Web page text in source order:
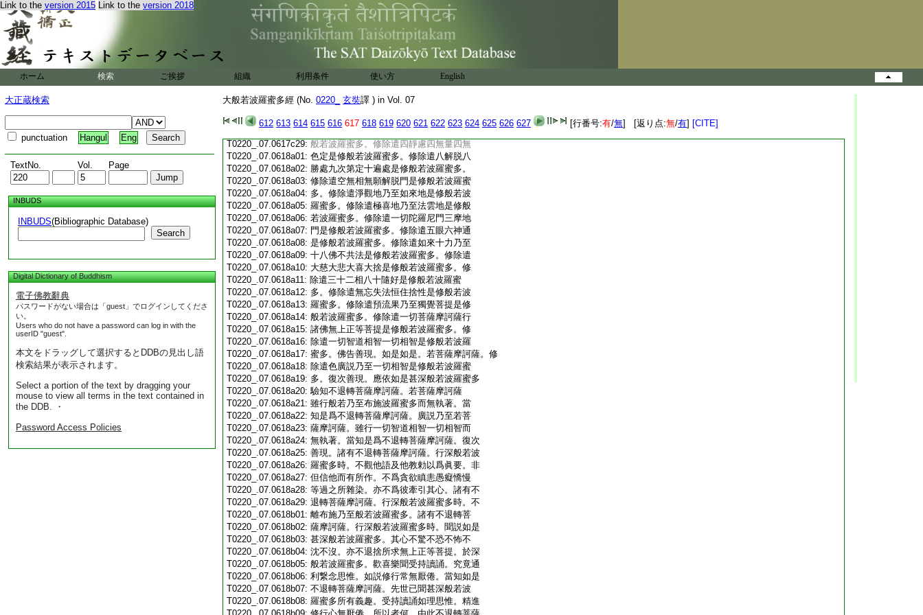
Link to the version 2015 Link to the version 2018
ホーム 検索 ご挨拶 組織 利用条件 使い方 English
大正蔵検索
punctuation Hangul Eng
TextNo. Vol. Page
INBUDS
INBUDS(Bibliographic Database)
Search
Digital Dictionary of Buddhism
電子佛教辭典
パスワードがない場合は「guest」でログインしてくださ
い。
Users who do not have a password can log in with the
userID "guest".
本文をドラッグして選択するとDDBの見出し語
検索結果が表示されます。
Select a portion of the text by dragging your
mouse to view all terms in the text contained in
the DDB. ・
Password Access Policies
大般若波羅蜜多經 (No. 0220_ 玄奘譯 ) in Vol. 07
612 613 614 615 616 617 618 619 620 621 622 623 624 625 626 627 [行番号:有/無] [返り点:無/有] [CITE]
T0220_.07.0617c18:遣六識界是修般若波羅蜜多。修除遣六觸
T0220_.07.0617c19: 是修般若波羅蜜多。修除遣六受是修般若
T0220_.07.0617c20:波羅蜜多。修除遣六界是修般若波羅蜜多。
T0220_.07.0617c21:
修除遣四縁是修般若波羅蜜多。修除遣十
二支縁起是修般若波羅蜜多。修除遣我乃
T0220_.07.0617c23:至見者是修般若波羅蜜多。修除遣布施波
T0220_.07.0617c24:羅蜜多乃至般若波羅蜜多是修般若波羅蜜
T0220_.07.0617c25:
多。修除遣内空乃至無性自性空是修般若
T0220_.07.0617c26:
波羅蜜多。修除遣眞如乃至不思議界是修
T0220_.07.0617c27: 般若波羅蜜多。修除遣四聖諦是修般若波
T0220_.07.0617c29: 般若波羅蜜多。修除遣四靜慮四無量四無
T0220_.07.0618a01: 色定是修般若波羅蜜多。修除遣八解脱八
T0220_.07.0618a02: 勝處九次第定十遍處是修般若波羅蜜多。
T0220_.07.0618a03: 修除遣空無相無願解脱門是修般若波羅蜜
T0220_.07.0618a04: 多。修除遣淨觀地乃至如來地是修般若波
T0220_.07.0618a05: 羅蜜多。修除遣極喜地乃至法雲地是修般
T0220_.07.0618a06: 若波羅蜜多。修除遣一切陀羅尼門三摩地
T0220_.07.0618a07: 門是修般若波羅蜜多。修除遣五眼六神通
T0220_.07.0618a08: 是修般若波羅蜜多。修除遣如來十力乃至
T0220_.07.0618a09: 十八佛不共法是修般若波羅蜜多。修除遣
T0220_.07.0618a10: 大慈大悲大喜大捨是修般若波羅蜜多。修
T0220_.07.0618a11: 除遣三十二相八十隨好是修般若波羅蜜
T0220_.07.0618a12: 多。修除遣無忘失法恒住捨性是修般若波
T0220_.07.0618a13: 羅蜜多。修除遣預流果乃至獨覺菩提是修
T0220_.07.0618a14: 般若波羅蜜多。修除遣一切菩薩摩訶薩行
T0220_.07.0618a15: 諸佛無上正等菩提是修般若波羅蜜多。修
T0220_.07.0618a16: 除遣一切智道相智一切相智是修般若波羅
T0220_.07.0618a17: 蜜多。佛告善現。如是如是。若菩薩摩訶薩。修
T0220_.07.0618a18: 除遣色廣説乃至一切相智是修般若波羅蜜
T0220_.07.0618a19: 多。復次善現。應依如是甚深般若波羅蜜多
T0220_.07.0618a20:驗知不退轉菩薩摩訶薩。若菩薩摩訶薩
T0220_.07.0618a21: 雖行般若乃至布施波羅蜜多而無執著。當
T0220_.07.0618a22: 知是爲不退轉菩薩摩訶薩。廣説乃至若菩
T0220_.07.0618a23: 薩摩訶薩。雖行一切智道相智一切相智而
T0220_.07.0618a24: 無執著。當知是爲不退轉菩薩摩訶薩。復次
T0220_.07.0618a25: 善現。諸有不退轉菩薩摩訶薩。行深般若波
T0220_.07.0618a26: 羅蜜多時。不觀他語及他教勅以爲眞要。非
T0220_.07.0618a27: 但信他而有所作。不爲貪欲瞋恚愚癡憍慢
T0220_.07.0618a28: 等過之所雜染。亦不爲彼牽引其心。諸有不
T0220_.07.0618a29: 退轉菩薩摩訶薩。行深般若波羅蜜多時。不
T0220_.07.0618b01: 離布施乃至般若波羅蜜多。諸有不退轉菩
T0220_.07.0618b02: 薩摩訶薩。行深般若波羅蜜多時。聞説如是
T0220_.07.0618b03: 甚深般若波羅蜜多。其心不驚不恐不怖不
T0220_.07.0618b04: 沈不沒。亦不退捨所求無上正等菩提。於深
T0220_.07.0618b05: 般若波羅蜜多。歡喜樂聞受持讀誦。究竟通
T0220_.07.0618b06: 利繋念思惟。如説修行常無厭倦。當知如是
T0220_.07.0618b07: 不退轉菩薩摩訶薩。先世已聞甚深般若波
T0220_.07.0618b08: 羅蜜多所有義趣。受持讀誦如理思惟。精進